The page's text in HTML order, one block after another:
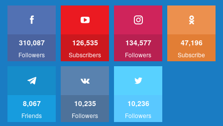
310,087
Followers
126,535
Subscribers
134,577
Followers
47,196
Subscribe
8,067
Friends
10,235
Followers
10,236
Followers